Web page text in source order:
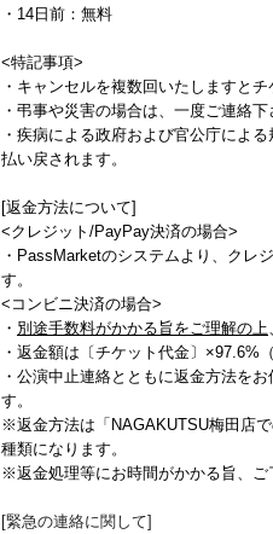
・14日前：無料
<特記事項>
・キャンセルを複数回いたしますと
・弔事や災害の場合は、一度ご連絡
・疾病による政府および官公庁によ
払い戻されます。
[返金方法について]
<クレジット/PayPay決済の場合>
・PassMarketのシステムより、クレ
す。
<コンビニ決済の場合>
・ 別途手数料がかかる旨をご理解の上
・ 返金額は〔チケット代金〕×97.6%
・公演中止連絡とともに返金方法を
す。
※返金方法は「NAGAKUTSU梅田店
種類になります。
※返金処理等にお時間がかかる旨、ご
[緊急の連絡に関して]